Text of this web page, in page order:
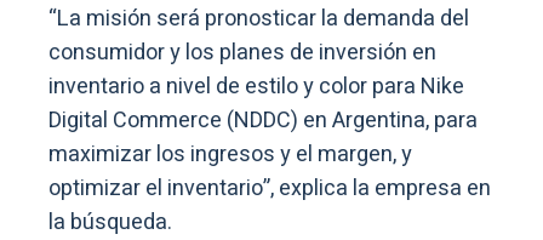
“La misión será pronosticar la demanda del
consumidor y los planes de inversión en
inventario a nivel de estilo y color para Nike
Digital Commerce (NDDC) en Argentina, para
maximizar los ingresos y el margen, y
optimizar el inventario”, explica la empresa en
la búsqueda.